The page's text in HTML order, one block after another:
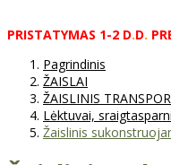
PRISTATYMAS 1-2 D.D.
Pagrindinis
ŽAISLAI
ŽAISLINIS
Lėktuvai,
Žaislinis